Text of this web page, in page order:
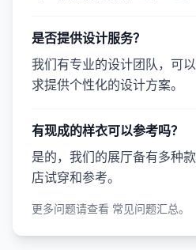
是否提供设计服务？
我们有专业的设计团队，可
求提供个性化的设计方案。
有现成的样衣可以参考吗？
是的，我们的展厅备有多种
店试穿和参考。
更多问题请查看 常见问题汇总。